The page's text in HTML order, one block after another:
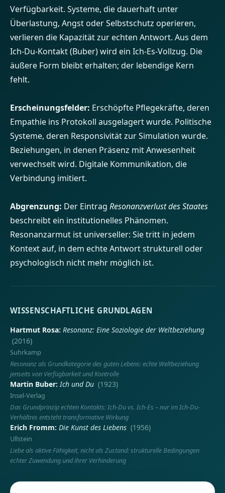
Verfügbarkeit. Systeme, die dauerhaft unter
Überlastung, Angst oder Selbstschutz operieren,
verlieren die Kapazität zur echten Antwort. Aus dem
Ich-Du-Kontakt (Buber) wird ein Ich-Es-Vollzug. Die
äußere Form bleibt erhalten; der lebendige Kern
fehlt.
Erscheinungsfelder: Erschöpfte Pflegekräfte, deren
Empathie ins Protokoll ausgelagert wurde. Politische
Systeme, deren Responsivität zur Simulation wurde.
Beziehungen, in denen Präsenz mit Anwesenheit
verwechselt wird. Digitale Kommunikation, die
Verbindung imitiert.
Abgrenzung: Der Eintrag Resonanzverlust des Staates
beschreibt ein institutionelles Phänomen.
Resonanzarmut ist universeller: Sie tritt in jedem
Kontext auf, in dem echte Antwort strukturell oder
psychologisch nicht mehr möglich ist.
WISSENSCHAFTLICHE GRUNDLAGEN
Hartmut Rosa Resonanz: Eine Soziologie der Weltbeziehung
(2016)
Suhrkamp
Resonanz als Grundkategorie des guten Lebens: echte Weltbeziehung
jenseits von Verfügbarkeit und Kontrolle
Martin Buber Ich und Du (1923)
Insel-Verlag
Das Grundprinzip echten Kontakts: Ich-Du vs. Ich-Es – nur im Ich-Du-
Verhältnis entsteht transformative Wirkung
Erich Fromm Die Kunst des Liebens (1956)
Ullstein
Liebe als aktive Fähigkeit, nicht als Zustand: strukturelle Bedingungen
echter Zuwendung und ihrer Verhinderung